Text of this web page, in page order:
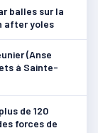
balles sur la
after yoles
(Anse
à Sainte-
de 120
forces de